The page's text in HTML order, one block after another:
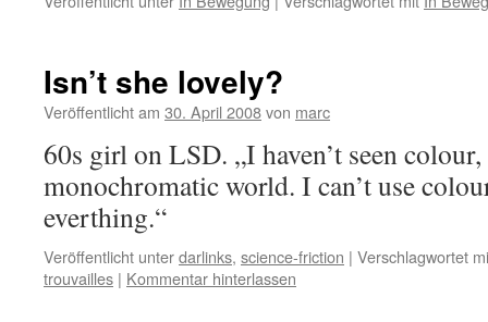
Isn’t she lovely?
Veröffentlicht am 30. April 2008von marc
60s girl on LSD. „I haven’t seen
monochromatic world. I can’t use
everthing.“
Veröffentlicht unterdarlinks, science-friction | Verschlagwortet
trouvailles | Kommentar hinterlassen